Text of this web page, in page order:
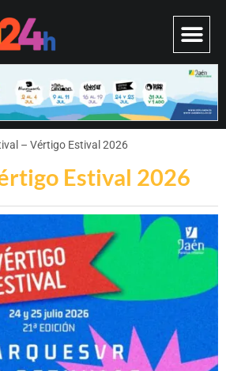
Estival 2026
– Vértigo Estival 2026